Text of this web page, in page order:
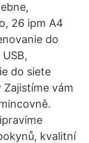
26 ipm A4
do
do siete
vám
kvalitní